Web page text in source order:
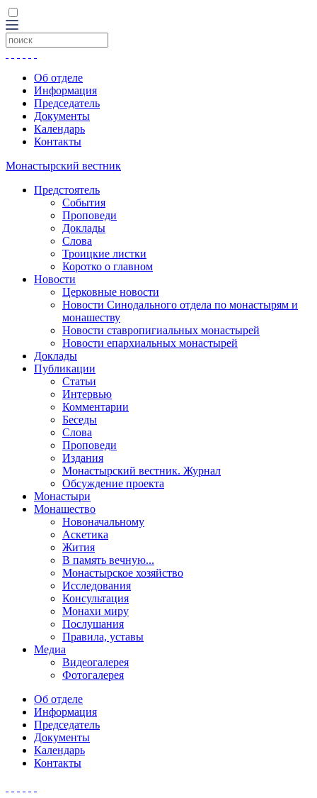
Об отделе
Информация
Председатель
Документы
Календарь
Контакты
Монастырский вестник
Предстоятель
События
Проповеди
Доклады
Слова
Троицкие листки
Коротко о главном
Новости
Церковные новости
Новости Синодального отдела по монастырям и
монашеству
Новости ставропигиальных монастырей
Новости епархиальных монастырей
Доклады
Публикации
Статьи
Интервью
Комментарии
Беседы
Слова
Проповеди
Издания
Монастырский вестник. Журнал
Обсуждение проекта
Монастыри
Монашество
Новоначальному
Аскетика
Жития
В память вечную...
Монастырское хозяйство
Исследования
Консультация
Монахи миру
Послушания
Правила, уставы
Медиа
Видеогалерея
Фотогалерея
Об отделе
Информация
Председатель
Документы
Календарь
Контакты